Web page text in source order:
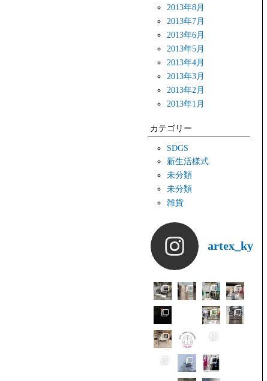
2013年8月
2013年7月
2013年6月
2013年5月
2013年4月
2013年3月
2013年2月
2013年1月
カテゴリー
SDGS
新生活様式
未分類
未分類
雑貨
artex_kyoto